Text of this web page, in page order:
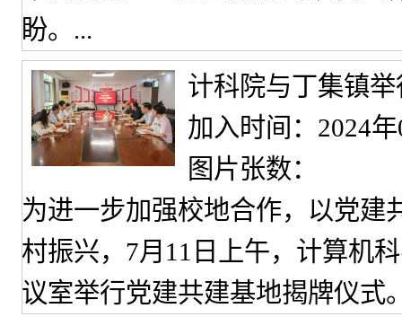
盼。...
计科院与丁集镇
加入时间：2024
图片张数：
为进一步加强校地合作，以党建
村振兴，7月11日上午，计算机
议室举行党建共建基地揭牌仪式